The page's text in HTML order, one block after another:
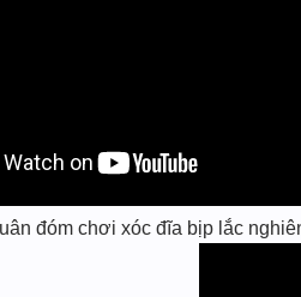
đóm chơi xóc đĩa bịp lắc